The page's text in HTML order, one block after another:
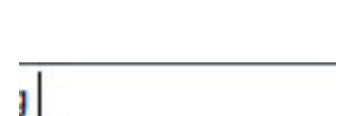
Angstzuständen ihrer Mitglieder. Dafür könnte es Gründe
geben, die weitgehend noch im Dunkeln zu liegen scheinen.